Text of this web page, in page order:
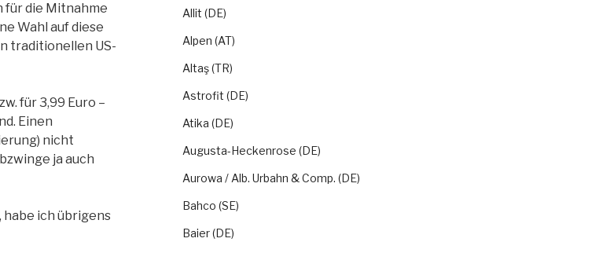
die Mitnahme
Wahl auf diese
traditionellen US-
für 3,99 Euro –
Einen
nicht
ja auch
habe ich übrigens
Allit (DE)
Alpen (AT)
Altaş (TR)
Astrofit (DE)
Atika (DE)
Augusta-Heckenrose (DE)
Aurowa / Alb. Urbahn & Comp. (DE)
Bahco (SE)
Baier (DE)